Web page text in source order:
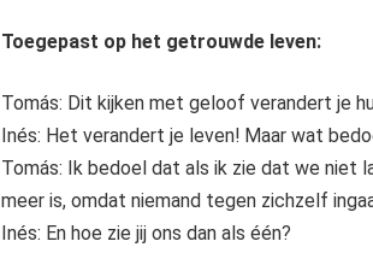
Toegepast op het getrouwde leven:
Tomás: Dit kijken met geloof verandert je
Inés: Het verandert je leven! Maar wat
Tomás: Ik bedoel dat als ik zie dat we niet
meer is, omdat niemand tegen zichzelf
Inés: En hoe zie jij ons dan als één?